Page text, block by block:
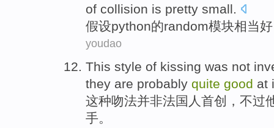
of collision is pretty small.
假设python的random模块相当好
youdao
This style of kissing was not
they are probably quite good at
这种吻法并非法国 人 首创 ， 不过
手。